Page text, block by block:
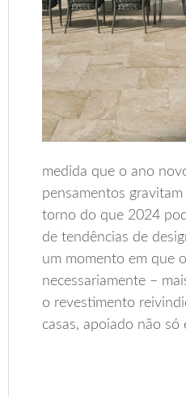
medida que o ano
pensamentos
torno do que 2024
de tendências de
um momento em que
necessariamente –
o revestimento
casas, apoiado não só